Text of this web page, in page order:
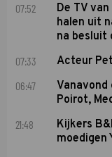
07:52
De TV
halen uit
na besluit
07:33 Acteur
06:47
Vanavond
Poirot,
21:48
Kijkers
moedigen